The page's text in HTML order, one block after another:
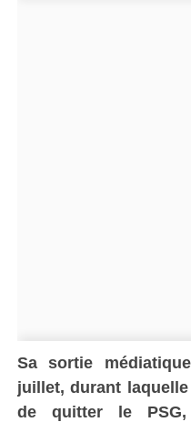
Sa sortie
juillet, durant
de quitter le PSG,